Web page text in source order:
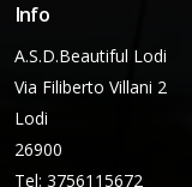
Info
A.S.D.Beautiful Lodi
Via Filiberto Villani 2
Lodi
26900
Tel: 3756115672